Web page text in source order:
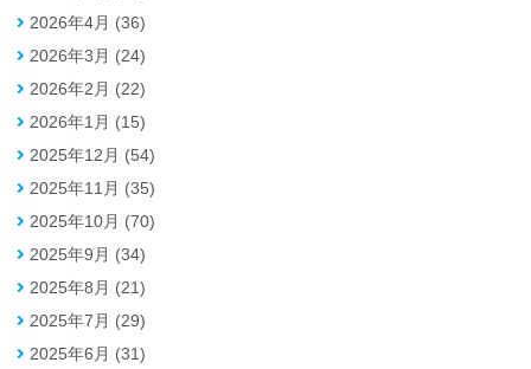
2026年4月 (36)
2026年3月 (24)
2026年2月 (22)
2026年1月 (15)
2025年12月 (54)
2025年11月 (35)
2025年10月 (70)
2025年9月 (34)
2025年8月 (21)
2025年7月 (29)
2025年6月 (31)